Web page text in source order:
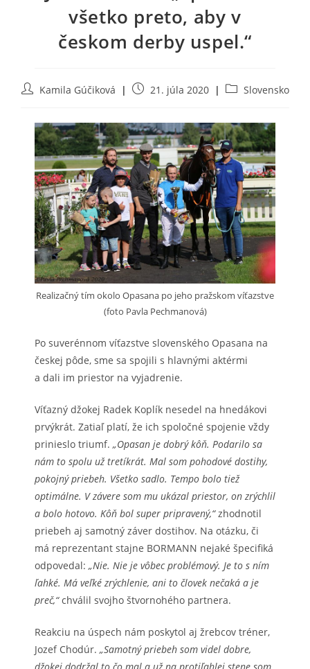
všetko preto, aby v
českom derby uspel.“
Post Kamila Gúčiková
Post 21. júla 2020
Post Slovensko
Realizačný tím okolo Opasana po jeho pražskom víťazstve
(foto Pavla Pechmanová)
Po suverénnom víťazstve slovenského Opasana na
českej pôde, sme sa spojili s hlavnými aktérmi
a dali im priestor na vyjadrenie.
Víťazný džokej Radek Koplík nesedel na hnedákovi
prvýkrát. Zatiaľ platí, že ich spoločné spojenie vždy
prinieslo triumf. „Opasan je dobrý kôň. Podarilo sa
nám to spolu už tretíkrát. Mal som pohodové dostihy,
pokojný priebeh. Všetko sadlo. Tempo bolo tiež
optimálne. V závere som mu ukázal priestor, on zrýchlil
a bolo hotovo. Kôň bol super pripravený,“zhodnotil
priebeh aj samotný záver dostihov. Na otázku, či
má reprezentant stajne BORMANN nejaké špecifiká
odpovedal: „Nie. Nie je vôbec problémový. Je to s ním
ľahké. Má veľké zrýchlenie, ani to človek nečaká a je
preč,“chválil svojho štvornohého partnera.
Reakciu na úspech nám poskytol aj žrebcov tréner,
Jozef Chodúr. „Samotný priebeh som videl dobre,